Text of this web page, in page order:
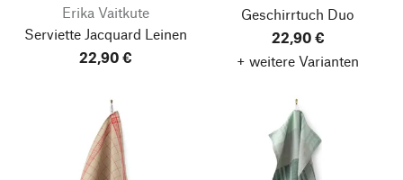
Erika Vaitkute
Serviette Jacquard Leinen
22,90 €
Geschirrtuch Duo
22,90 €
+ weitere Varianten